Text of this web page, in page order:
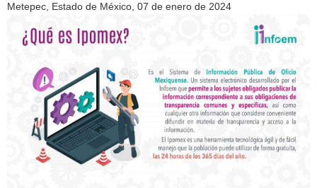
Metepec, Estado de México, 07 de enero de 2024